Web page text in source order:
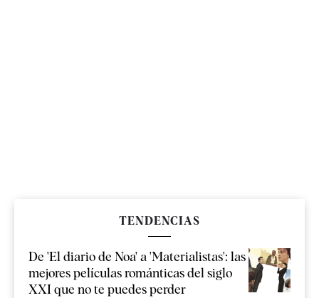
TENDENCIAS
De 'El diario de Noa' a 'Materialistas': las
mejores películas románticas del siglo
XXI que no te puedes perder